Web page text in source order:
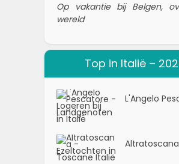
Op vakantie bij Belgen,
wereld
Top in Italië –
L'Angelo
Altratoscana